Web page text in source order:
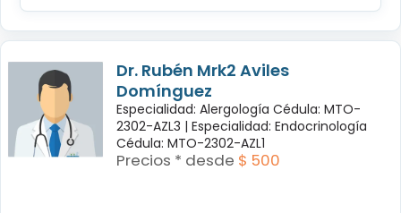
Dr. Rubén Mrk2 Aviles
Domínguez
Especialidad: Alergología Cédula: MTO-
2302-AZL3 | Especialidad: Endocrinología
Cédula: MTO-2302-AZL1
Precios * desde $ 500